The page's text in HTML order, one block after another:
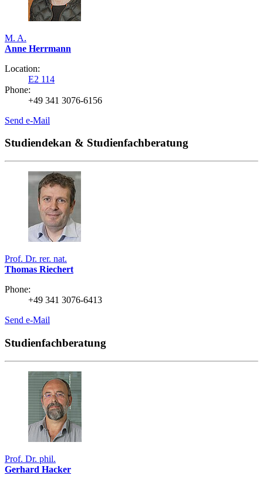
M. A.
Anne Herrmann
Location:
E2 114
Phone:
+49 341 3076-6156
Send e-Mail
Studiendekan & Studienfachberatung
Prof. Dr. rer. nat.
Thomas Riechert
Phone:
+49 341 3076-6413
Send e-Mail
Studienfachberatung
Prof. Dr. phil.
Gerhard Hacker